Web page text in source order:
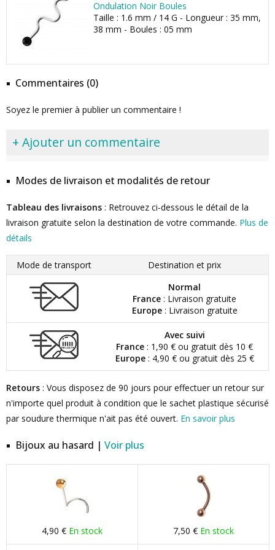
Ondulation Noir Boules
Taille : 1.6 mm / 14 G - Longueur : 35 mm,
38 mm - Boules : 05 mm
Commentaires (0)
Soyez le premier à publier un commentaire !
+ Ajouter un commentaire
Modes de livraison et modalités de retour
Tableau des livraisons : Retrouvez ci-dessous le détail de la
livraison gratuite selon la destination de votre commande. Plus de
détails
Mode de transport
Destination et prix
Normal
France : Livraison gratuite
Europe: Livraison gratuite
Avec suivi
France : 1,90 € ou gratuit dès 10 €
Europe: 4,90 € ou gratuit dès 25 €
Retours : Vous disposez de 90 jours pour effectuer un retour sur
n'importe quel produit à condition que le sachet plastique sécurisé
par soudure thermique n'ait pas été ouvert. En savoir plus
Bijoux au hasard | Voir plus
4,90 € En stock 7,50 € En stock